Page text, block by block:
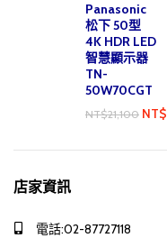
Panasonic
松下 50型
4K HDR LED
智慧顯示器
TN-
50W70CGT
NT$21,100 NT$
店家資訊
電話:02-87727118